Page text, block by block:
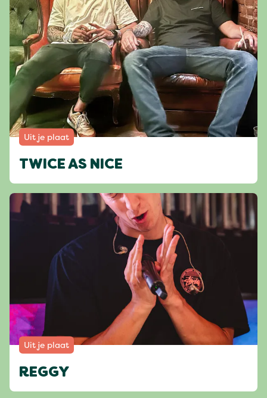
Uit je plaat
TWICE AS NICE
Uit je plaat
REGGY